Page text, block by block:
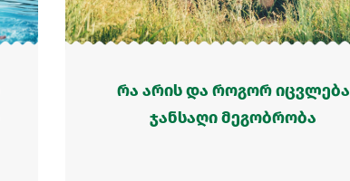
რა არის და როგორ იცვლება
ჯანსაღი მეგობრობა